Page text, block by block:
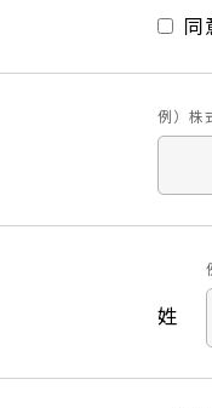
同
例）
姓